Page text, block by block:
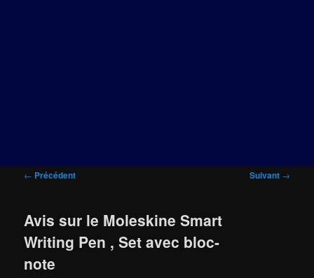
Navigation
← Précédent Suivant →
Avis sur le Moleskine Smart
Writing Pen , Set avec bloc-
note